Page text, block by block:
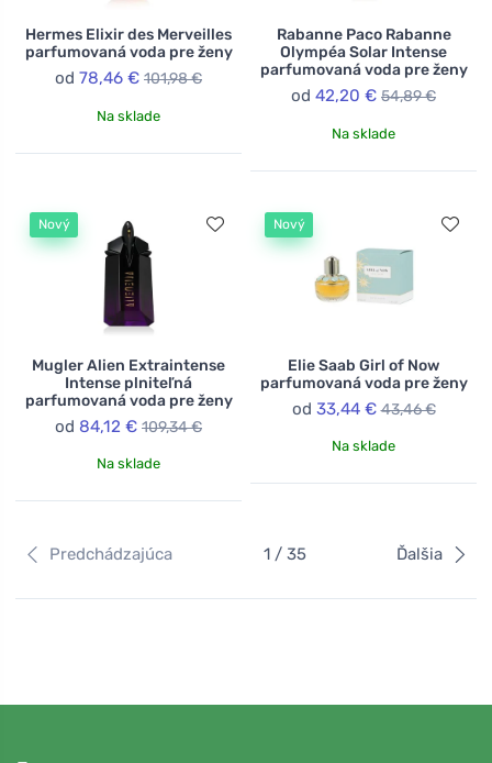
Hermes Elixir des Merveilles
parfumovaná voda pre ženy
od 78,46 € 101,98 €
Na sklade
Rabanne Paco Rabanne
Olympéa Solar Intense
parfumovaná voda pre ženy
od 42,20 € 54,89 €
Na sklade
Nový
Mugler Alien Extraintense
Intense plniteľná
parfumovaná voda pre ženy
od 84,12 € 109,34 €
Na sklade
Nový
Elie Saab Girl of Now
parfumovaná voda pre ženy
od 33,44 € 43,46 €
Na sklade
Predchádzajúca 1 / 35 Ďalšia